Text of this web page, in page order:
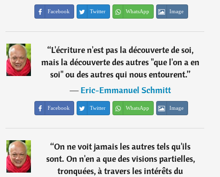
Facebook Twitter WhatsApp Image
“L'écriture n'est pas la découverte de soi,
mais la découverte des autres "que l'on a en
soi" ou des autres qui nous entourent.”
―Eric-Emmanuel Schmitt
Facebook Twitter WhatsApp Image
“On ne voit jamais les autres tels qu'ils
sont. On n'en a que des visions partielles,
tronquées, à travers les intérêts du